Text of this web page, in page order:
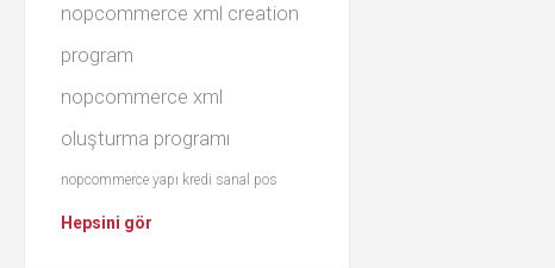
nopcommerce xml creation
program
nopcommerce xml
oluşturma programı
nopcommerce yapı kredi sanal pos
Hepsini gör